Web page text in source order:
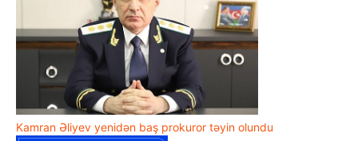
Kamran Əliyev yenidən baş prokuror təyin olundu